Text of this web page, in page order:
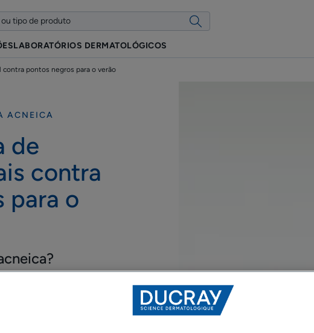
LABORATÓRIOS DERMATOLÓGICOS
contra pontos negros para o verão
ACNEICA
de
contra
para o
faciais contra pontos
para reduzir os pontos